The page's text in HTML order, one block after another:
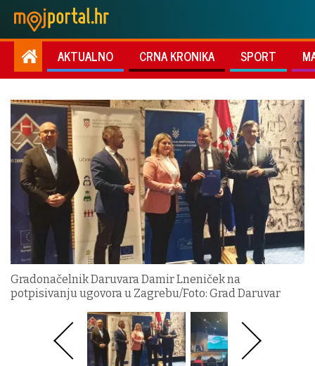
AKTUALNO CRNA KRONIKA SPORT
Gradonačelnik Daruvara Damir Lneniček na
potpisivanju ugovora u Zagrebu/Foto: Grad Daruvar